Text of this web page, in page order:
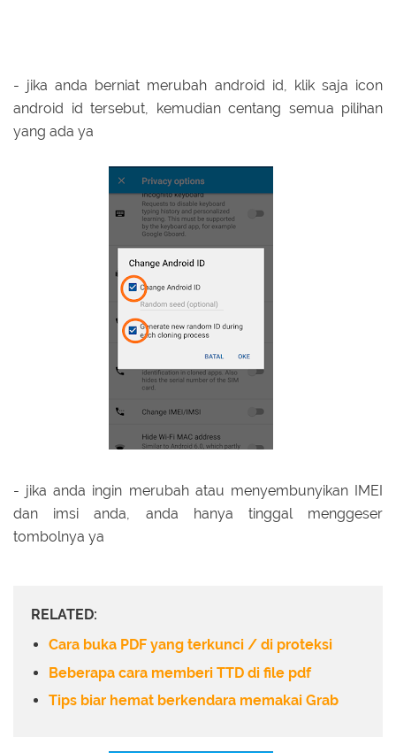
- jika anda berniat merubah android id, klik saja icon
android id tersebut, kemudian centang semua pilihan
yang ada ya
- jika anda ingin merubah atau menyembunyikan IMEI
dan imsi anda, anda hanya tinggal menggeser
tombolnya ya
RELATED:
Cara buka PDF yang terkunci / di proteksi
Beberapa cara memberi TTD di file pdf
Tips biar hemat berkendara memakai Grab